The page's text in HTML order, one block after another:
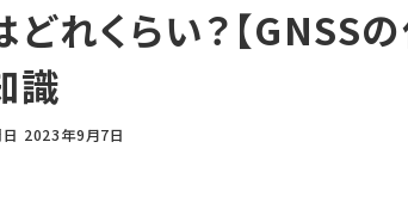
れくらい？【GNSS
識
2023年9月7日